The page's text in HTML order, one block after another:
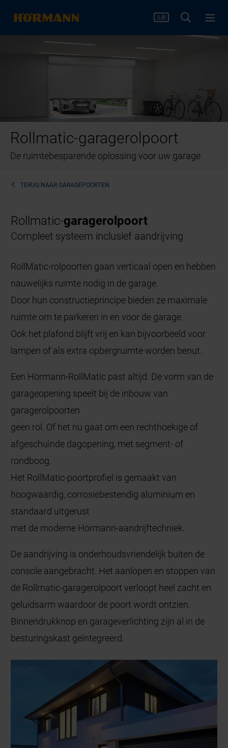
Rollmatic-garagerolpoort
De ruimtebesparende oplossing voor uw garage
TERUG NAAR GARAGEPOORTEN
Rollmatic-garagerolpoort
Compleet systeem inclusief aandrijving
RollMatic-rolpoorten gaan verticaal open en hebben
nauwelijks ruimte nodig in de garage.
Door hun constructieprincipe bieden ze maximale
ruimte om te parkeren in en voor de garage.
Ook het plafond blijft vrij en kan bijvoorbeeld voor
lampen of als extra opbergruimte worden benut.
Een Hörmann-RollMatic past altijd. De vorm van de
garageopening speelt bij de inbouw van
garagerolpoorten
geen rol. Of het nu gaat om een rechthoekige of
afgeschuinde dagopening, met segment- of
rondboog.
Het RollMatic-poortprofiel is gemaakt van
hoogwaardig, corrosiebestendig aluminium en
standaard uitgerust
met de moderne Hörmann-aandrijftechniek.
De aandrijving is onderhoudsvriendelijk buiten de
console aangebracht. Het aanlopen en stoppen van
de Rollmatic-garagerolpoort verloopt heel zacht en
geluidsarm waardoor de poort wordt ontzien.
Binnendrukknop en garageverlichting zijn al in de
besturingskast geïntegreerd.